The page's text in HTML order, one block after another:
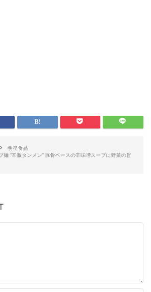
明星食品
麺 “辛激タンメン” 豚骨ベースの辛味噌スープに野菜の旨